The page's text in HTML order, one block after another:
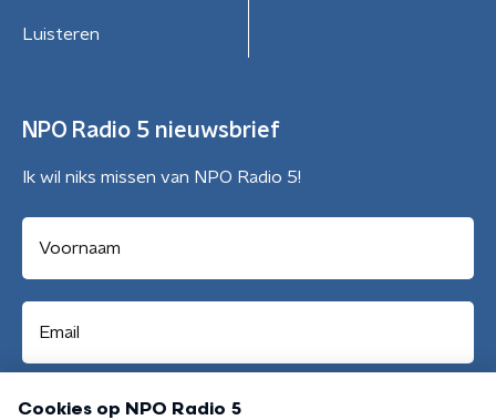
Luisteren
NPO Radio 5 nieuwsbrief
Ik wil niks missen van NPO Radio 5!
Aanmelden